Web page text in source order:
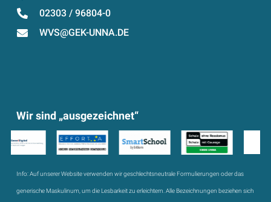
02303 / 96804-0
WVS@GEK-UNNA.DE
Wir sind „ausgezeichnet“
Info:Auf unserer Website verwenden wir geschlechtsneutrale Formulierungen oder das
generische Maskulinum, um die Lesbarkeit zu erleichtern. Alle Bezeichnungen beziehen sich